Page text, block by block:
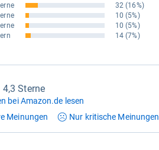
32 (16%)
10 (5%)
10 (5%)
14 (7%)
4,3 Sterne
bei Amazon.de lesen
Meinungen Nur kritische Meinungen